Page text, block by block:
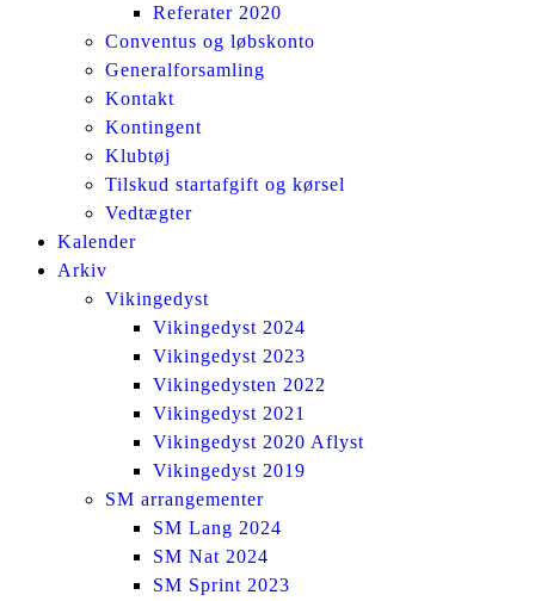
Referater 2020
Conventus og løbskonto
Generalforsamling
Kontakt
Kontingent
Klubtøj
Tilskud startafgift og kørsel
Vedtægter
Kalender
Arkiv
Vikingedyst
Vikingedyst 2024
Vikingedyst 2023
Vikingedysten 2022
Vikingedyst 2021
Vikingedyst 2020 Aflyst
Vikingedyst 2019
SM arrangementer
SM Lang 2024
SM Nat 2024
SM Sprint 2023